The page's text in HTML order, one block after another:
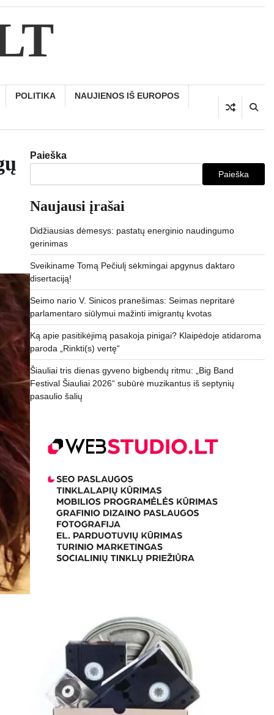
POLITIKA NAUJIENOS IŠ EUROPOS
Paieška
Paieška
Naujausi įrašai
Didžiausias dėmesys: pastatų energinio naudingumo
gerinimas
Sveikiname Tomą Pečiulį sėkmingai apgynus daktaro
disertaciją!
Seimo nario V. Sinicos pranešimas: Seimas nepritarė
parlamentaro siūlymui mažinti imigrantų kvotas
Ką apie pasitikėjimą pasakoja pinigai? Klaipėdoje atidaroma
paroda „Rinkti(s) vertę“
Šiauliai tris dienas gyveno bigbendų ritmu: „Big Band
Festival Šiauliai 2026“ subūrė muzikantus iš septynių
pasaulio šalių